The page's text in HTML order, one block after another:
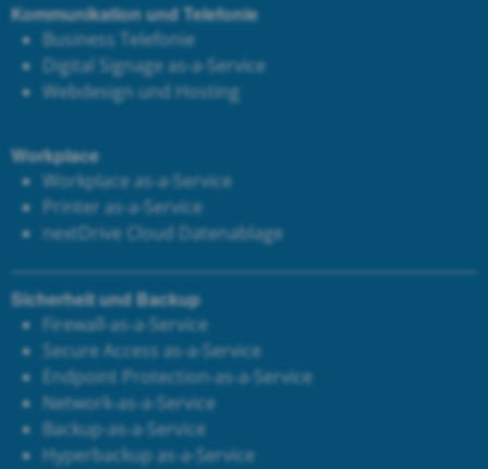
Kommunikation und Telefonie
Business Telefonie
Digital Signage as-a-Service
Webdesign und Hosting
Workplace
Workplace as-a-Service
Printer as-a-Service
nextDrive Cloud Datenablage
Sicherheit und Backup
Firewall-as-a-Service
Secure Access as-a-Service
Endpoint Protection-as-a-Service
Network-as-a-Service
Backup-as-a-Service
Hyperbackup as-a-Service